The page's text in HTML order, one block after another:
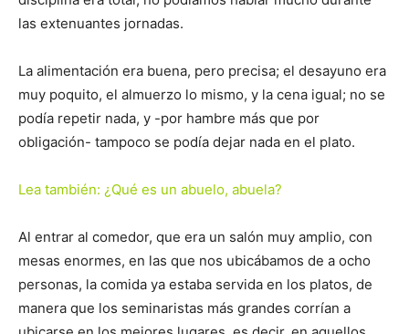
las extenuantes jornadas.
La alimentación era buena, pero precisa; el desayuno era
muy poquito, el almuerzo lo mismo, y la cena igual; no se
podía repetir nada, y -por hambre más que por
obligación- tampoco se podía dejar nada en el plato.
Lea también: ¿Qué es un abuelo, abuela?
Al entrar al comedor, que era un salón muy amplio, con
mesas enormes, en las que nos ubicábamos de a ocho
personas, la comida ya estaba servida en los platos, de
manera que los seminaristas más grandes corrían a